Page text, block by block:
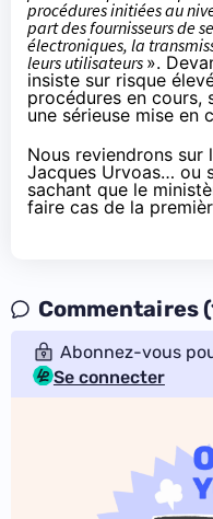
procédures initiées au
part des fournisseurs de
électroniques, la
leurs utilisateurs ».
insiste sur risque
procédures en cours,
une sérieuse mise
Nous reviendrons
Jacques Urvoas… ou
sachant que le
faire cas de la
Commentaires
Abonnez-vous
Se connecter